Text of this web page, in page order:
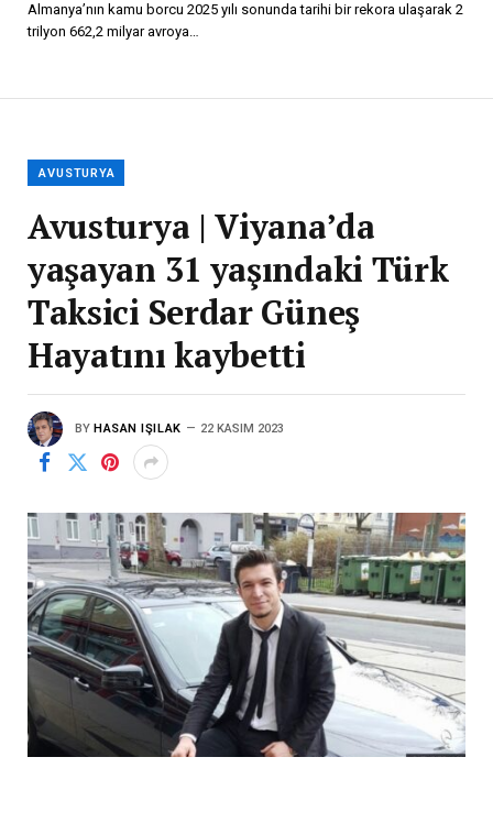
Almanya’nın kamu borcu 2025 yılı sonunda tarihi bir rekora ulaşarak 2
trilyon 662,2 milyar avroya…
AVUSTURYA
Avusturya | Viyana’da
yaşayan 31 yaşındaki Türk
Taksici Serdar Güneş
Hayatını kaybetti
BY HASAN IŞILAK 22 KASIM 2023